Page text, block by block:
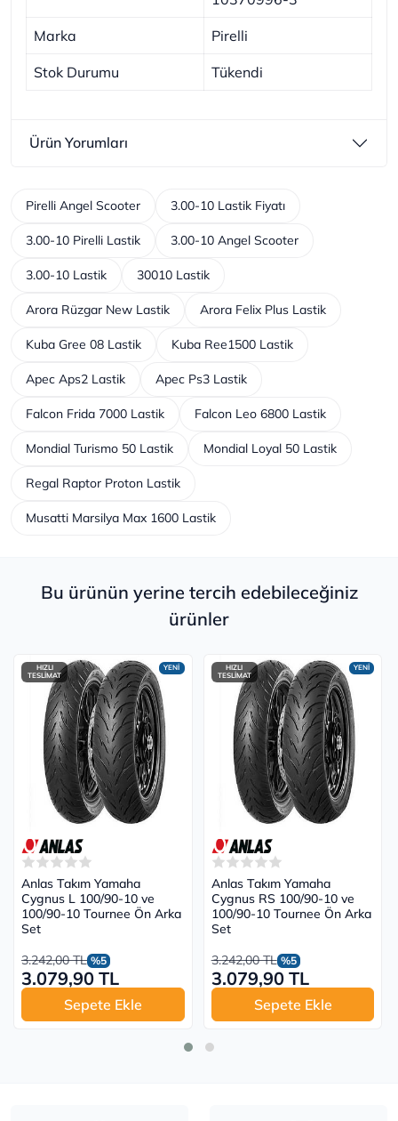
Marka Pirelli
Stok Durumu Tükendi
Ürün Yorumları
Pirelli Angel Scooter 3.00-10 Lastik Fiyatı
3.00-10 Pirelli Lastik 3.00-10 Angel Scooter
3.00-10 Lastik 30010 Lastik
Arora Rüzgar New Lastik Arora Felix Plus Lastik
Kuba Gree 08 Lastik Kuba Ree1500 Lastik
Apec Aps2 Lastik Apec Ps3 Lastik
Falcon Frida 7000 Lastik Falcon Leo 6800 Lastik
Mondial Turismo 50 Lastik Mondial Loyal 50 Lastik
Regal Raptor Proton Lastik
Musatti Marsilya Max 1600 Lastik
Bu ürünün yerine tercih edebileceğiniz
ürünler
YENİ
HIZLI
TESLİMAT
Anlas Takım Yamaha
Cygnus L 100/90-10 ve
100/90-10 Tournee Ön Arka
Set
3.242,00 TL %5
3.079,90 TL
Sepete Ekle
YENİ
HIZLI
TESLİMAT
Anlas Takım Yamaha
Cygnus RS 100/90-10 ve
100/90-10 Tournee Ön Arka
Set
3.242,00 TL %5
3.079,90 TL
Sepete Ekle